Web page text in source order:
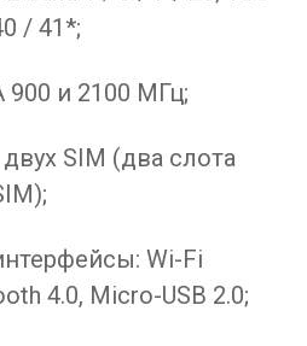
/ 41*;
и 2100 МГц;
SIM (два слота
Wi-Fi
4.0, Micro-USB 2.0;